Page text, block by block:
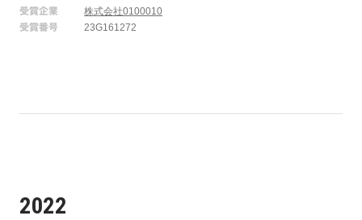
受賞企業
株式会社0100010
受賞番号
23G161272
2022